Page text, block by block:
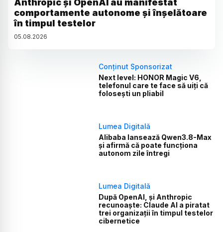
comportamente autonome și înșelătoare
în timpul testelor
05.08.2026
Conținut Sponsorizat
Next level: HONOR Magic V6,
telefonul care te face să uiți că
folosești un pliabil
Lumea Digitală
Alibaba lansează Qwen3.8-Max
și afirmă că poate funcționa
autonom zile întregi
Lumea Digitală
După OpenAI, și Anthropic
recunoaște: Claude AI a piratat
trei organizații în timpul testelor
cibernetice